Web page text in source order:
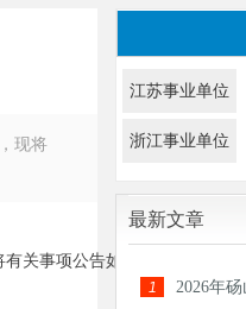
现将
关事项公告如下。
江苏事业单位
浙江事业单位
最新文章
1
2026年